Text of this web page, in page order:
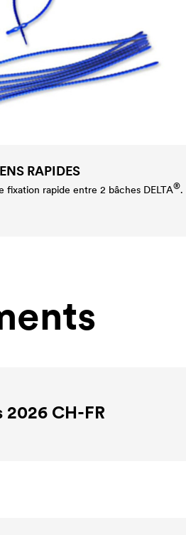
RAPIDES
fixation rapide entre 2 bâches DELTA®.
CH-FR